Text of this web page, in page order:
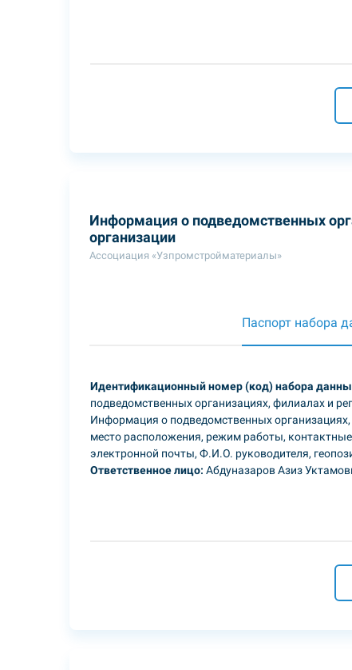
Информация о подведомственных
организации
Ассоциация «Узпромстройматериалы»
Паспорт набора
Идентификационный номер (код) набора
подведомственных организациях, филиалах и
Информация о подведомственных
место расположения, режим работы,
электронной почты, Ф.И.О. руководителя,
Ответственное лицо: Абдуназаров Азиз